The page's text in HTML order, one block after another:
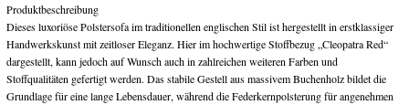
Produktbeschreibung
Dieses luxoriöse Polstersofa im traditionellen englischen Stil ist hergestellt in erstklassiger
Handwerkskunst mit zeitloser Eleganz. Hier im hochwertige Stoffbezug „Cleopatra Red“
dargestellt, kann jedoch auf Wunsch auch in zahlreichen weiteren Farben und
Stoffqualitäten gefertigt werden. Das stabile Gestell aus massivem Buchenholz bildet die
Grundlage für eine lange Lebensdauer, während die Federkernpolsterung für angenehmen